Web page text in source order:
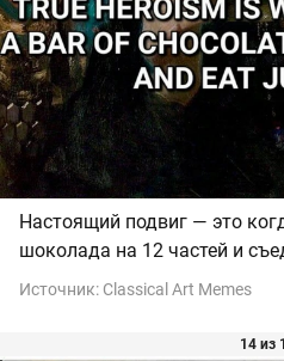
Настоящий подвиг — это
шоколада на 12 частей и
Источник: Classical Art Memes
14 из